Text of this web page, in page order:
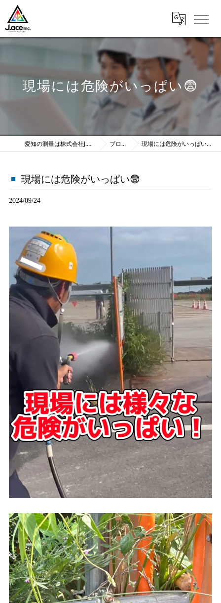
現場には危険がいっぱい😨
愛知の測量は株式会社J.ace ブログ 現場には危険がいっぱい😨
現場には危険がいっぱい😨
2024/09/24